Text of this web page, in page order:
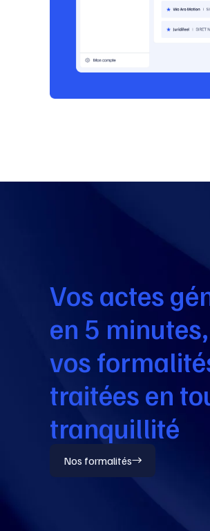
Vos actes
en 5 minutes,
vos
traitées en
tranquillité
Nos formalités